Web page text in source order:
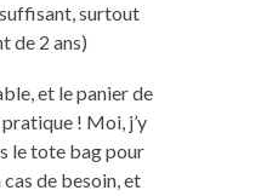
surtout
de 2 ans)
et le panier de
! Moi, j’y
letote bagpour
de besoin, et